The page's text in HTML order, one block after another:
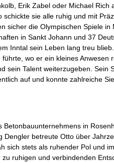
Erik Zabel oder Michael Rich
schickte sie alle ruhig und mit
sicher die Olympischen Spiele
in Sankt Johann und 37
Inntal sein Leben lang treu
wo er ein kleines
sein Talent weiterzugeben. Sein
auf und konnte zahlreiche
Betonbauunternehmens in
Dengler betreute Otto über
sich stets als ruhender Pol und
ruhigen und verbindenden